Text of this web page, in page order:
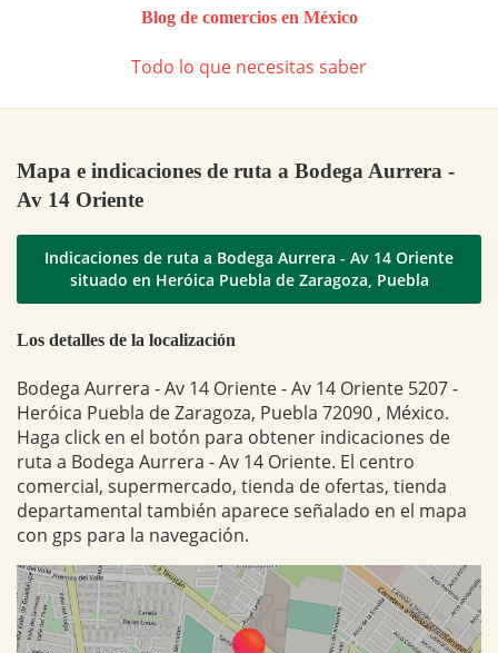
Blog de comercios en México
Todo lo que necesitas saber
Mapa e indicaciones de ruta a Bodega Aurrera -
Av 14 Oriente
Indicaciones de ruta a Bodega Aurrera - Av 14 Oriente
situado en Heróica Puebla de Zaragoza, Puebla
Los detalles de la localización
Bodega Aurrera - Av 14 Oriente - Av 14 Oriente 5207 -
Heróica Puebla de Zaragoza, Puebla 72090 , México.
Haga click en el botón para obtener indicaciones de
ruta a Bodega Aurrera - Av 14 Oriente. El centro
comercial, supermercado, tienda de ofertas, tienda
departamental también aparece señalado en el mapa
con gps para la navegación.